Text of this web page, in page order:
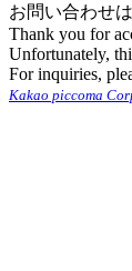
お問い合わせは
Thank you for
Unfortunately,
For inquiries,
Kakao piccoma